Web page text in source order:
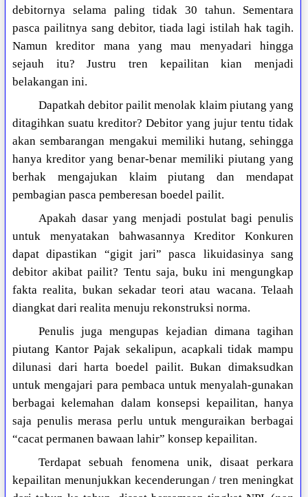
debitornya selama paling tidak 30 tahun. Sementara
pasca pailitnya sang debitor, tiada lagi istilah hak tagih.
Namun kreditor mana yang mau menyadari hingga
sejauh itu? Justru tren kepailitan kian menjadi
belakangan ini.
Dapatkah debitor pailit menolak klaim piutang yang
ditagihkan suatu kreditor? Debitor yang jujur tentu tidak
akan sembarangan mengakui memiliki hutang, sehingga
hanya kreditor yang benar-benar memiliki piutang yang
berhak mengajukan klaim piutang dan mendapat
pembagian pasca pemberesan boedel pailit.
Apakah dasar yang menjadi postulat bagi penulis
untuk menyatakan bahwasannya Kreditor Konkuren
dapat dipastikan “gigit jari” pasca likuidasinya sang
debitor akibat pailit? Tentu saja, buku ini mengungkap
fakta realita, bukan sekadar teori atau wacana. Telaah
diangkat dari realita menuju rekonstruksi norma.
Penulis juga mengupas kejadian dimana tagihan
piutang Kantor Pajak sekalipun, acapkali tidak mampu
dilunasi dari harta boedel pailit. Bukan dimaksudkan
untuk mengajari para pembaca untuk menyalah-gunakan
berbagai kelemahan dalam konsepsi kepailitan, hanya
saja penulis merasa perlu untuk menguraikan berbagai
“cacat permanen bawaan lahir” konsep kepailitan.
Terdapat sebuah fenomena unik, disaat perkara
kepailitan menunjukkan kecenderungan / tren meningkat